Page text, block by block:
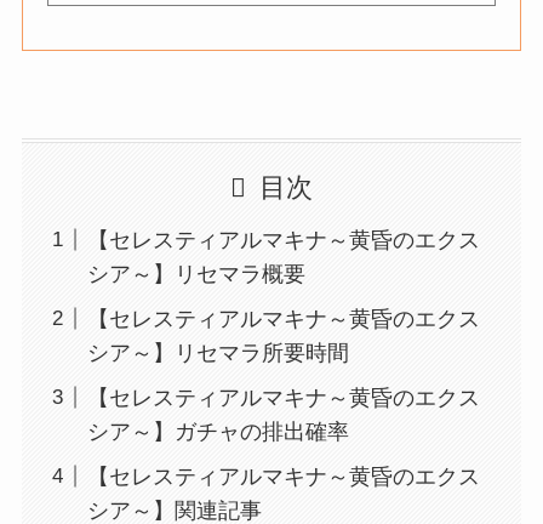
目次
【セレスティアルマキナ～黄昏のエクス
シア～】リセマラ概要
【セレスティアルマキナ～黄昏のエクス
シア～】リセマラ所要時間
【セレスティアルマキナ～黄昏のエクス
シア～】ガチャの排出確率
【セレスティアルマキナ～黄昏のエクス
シア～】関連記事